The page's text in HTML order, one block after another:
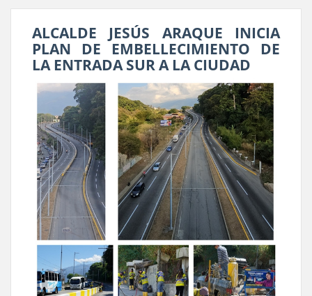
ALCALDE JESÚS ARAQUE INICIA
PLAN DE EMBELLECIMIENTO DE
LA ENTRADA SUR A LA CIUDAD